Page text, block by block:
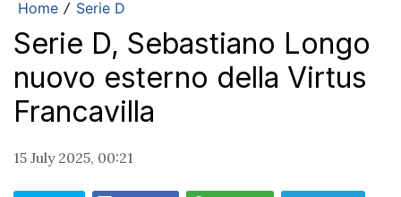
Home / Serie D
Serie D, Sebastiano Longo
nuovo esterno della Virtus
Francavilla
15 July 2025, 00:21